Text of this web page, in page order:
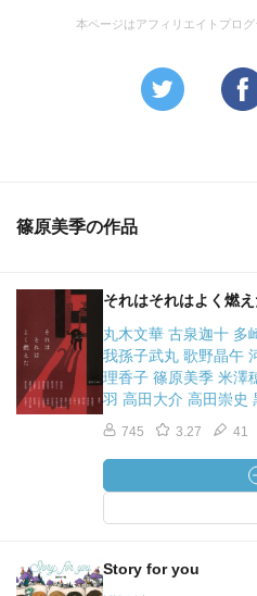
本ページはアフィリエイトプロ
篠原美季の作品
それはそれはよく燃え
丸木文華 古泉迦十 多
我孫子武丸 歌野晶午
理香子 篠原美季 米澤
羽 高田大介 高田崇史
745 3.27 41
Story for you